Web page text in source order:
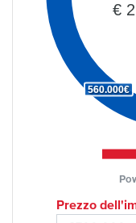
560.000€
€
Prezzo